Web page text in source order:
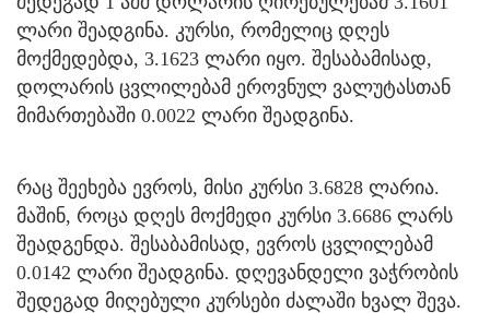
ლარი შეადგინა. კურსი, რომელიც დღეს
მოქმედებდა, 3.1623 ლარი იყო. შესაბამისად,
დოლარის ცვლილებამ ეროვნულ ვალუტასთან
მიმართებაში 0.0022 ლარი შეადგინა.
რაც შეეხება ევროს, მისი კურსი 3.6828 ლარია.
მაშინ, როცა დღეს მოქმედი კურსი 3.6686 ლარს
შეადგენდა. შესაბამისად, ევროს ცვლილებამ
0.0142 ლარი შეადგინა. დღევანდელი ვაჭრობის
შედეგად მიღებული კურსები ძალაში ხვალ შევა.